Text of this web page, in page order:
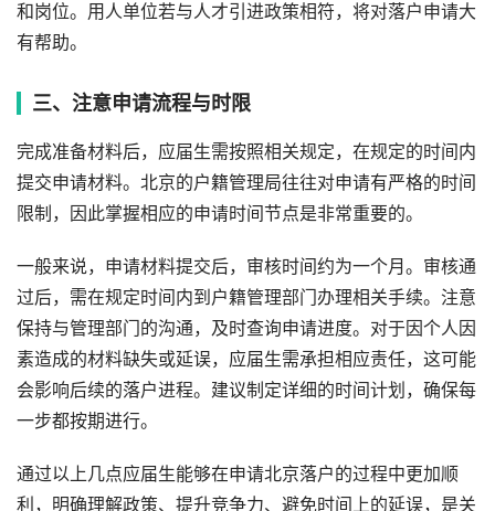
和岗位。用人单位若与人才引进政策相符，将对落户申请大
有帮助。
三、注意申请流程与时限
完成准备材料后，应届生需按照相关规定，在规定的时间内
提交申请材料。北京的户籍管理局往往对申请有严格的时间
限制，因此掌握相应的申请时间节点是非常重要的。
一般来说，申请材料提交后，审核时间约为一个月。审核通
过后，需在规定时间内到户籍管理部门办理相关手续。注意
保持与管理部门的沟通，及时查询申请进度。对于因个人因
素造成的材料缺失或延误，应届生需承担相应责任，这可能
会影响后续的落户进程。建议制定详细的时间计划，确保每
一步都按期进行。
通过以上几点应届生能够在申请北京落户的过程中更加顺
利，明确理解政策、提升竞争力、避免时间上的延误，是关